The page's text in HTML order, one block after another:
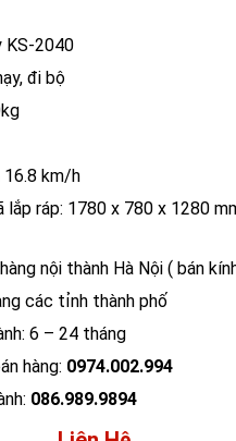
KS-2040
đi bộ
km/h
ráp: 1780 x 780 x 1280
nội thành Hà Nội ( bán
các tỉnh thành phố
6 – 24 tháng
hàng: 0974.002.994
086.989.9894